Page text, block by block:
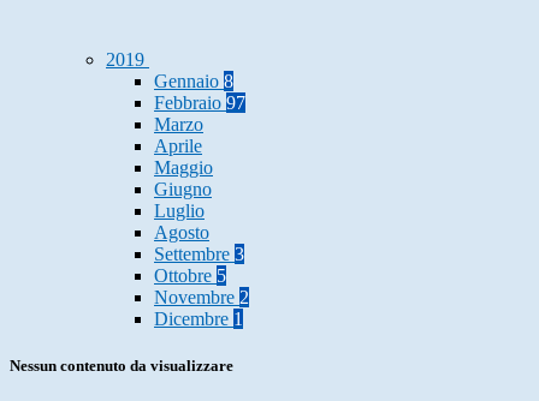
2019
Gennaio 8
Febbraio 97
Marzo
Aprile
Maggio
Giugno
Luglio
Agosto
Settembre 3
Ottobre 5
Novembre 2
Dicembre 1
Nessun contenuto da visualizzare